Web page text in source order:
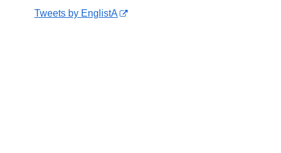
Tweets by EnglistA